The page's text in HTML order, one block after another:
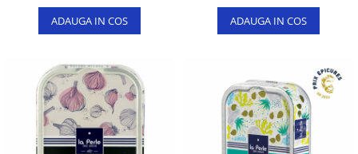
ADAUGA IN COS ADAUGA IN COS